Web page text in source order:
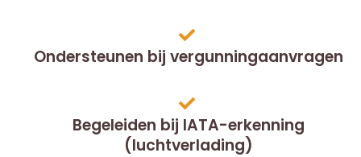
Ondersteunen bij vergunningaanvragen
Begeleiden bij IATA-erkenning
(luchtverlading)